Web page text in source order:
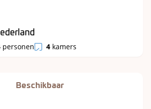
personen 4 kamers
Beschikbaar